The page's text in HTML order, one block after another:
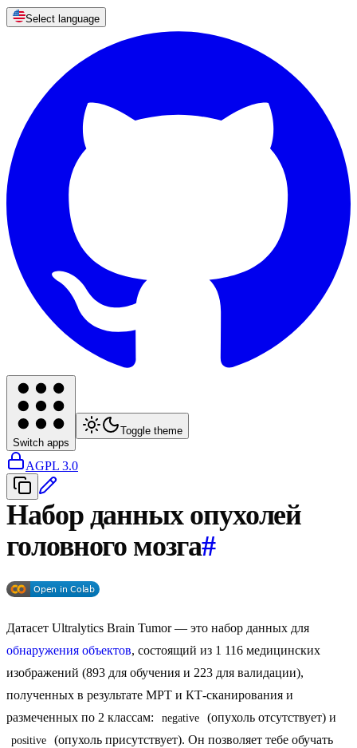
Select language
Switch apps
Toggle theme
AGPL 3.0
Набор данных опухолей
головного мозга#
Датасет Ultralytics Brain Tumor — это набор данных для
обнаружения объектов, состоящий из 1 116 медицинских
изображений (893 для обучения и 223 для валидации),
полученных в результате МРТ и КТ-сканирования и
размеченных по 2 классам:
negative (опухоль отсутствует) и
positive
(опухоль присутствует). Он позволяет тебе обучать